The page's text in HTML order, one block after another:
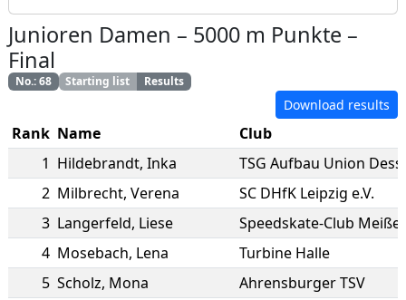
Junioren Damen – 5000 m Punkte –
Final
No.:68 Starting list Results
Download results
Rank Name
Club
1 Hildebrandt, Inka
TSG Aufbau Union
2 Milbrecht, Verena
SC DHfK Leipzig e.V.
3 Langerfeld, Liese
Speedskate-Club
4 Mosebach, Lena
Turbine Halle
5 Scholz, Mona
Ahrensburger TSV